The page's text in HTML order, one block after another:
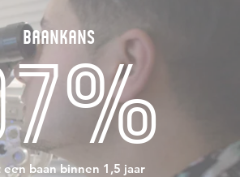
Baankans
baan binnen 1,5 jaar